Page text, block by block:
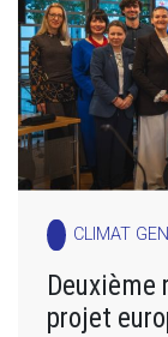
CLIMAT
Deuxième
projet